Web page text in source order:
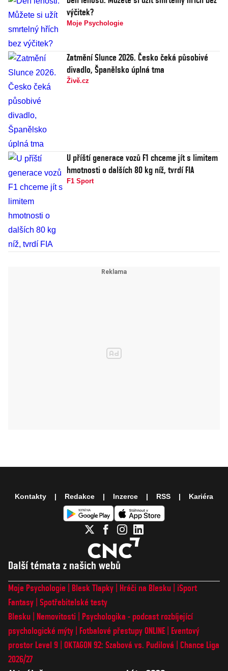
výčitek?
Moje Psychologie
Zatmění Slunce 2026. Česko čeká působivé
divadlo, Španělsko úplná tma
Živě.cz
U příští generace vozů F1 chceme jít s limitem
hmotnosti o dalších 80 kg níž, tvrdí FIA
F1 Sport
Další témata z našich webů
Moje Psychologie Blesk Tlapky Hráči na Blesku
iSport
Fantasy Spotřebitelské testy
Blesku
Nemovitosti
Psychologika - podcast rozbíjející
psychologické mýty
Fotbalové přestupy ONLINE
Eventový
prostor Level 9 OKTAGON 92: Szabová vs. Pudilová
Chance Liga
2026/27
Kontakty Redakce Inzerce RSS Kariéra